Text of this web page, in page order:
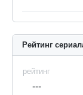
Рейтинг
рейтинг
---